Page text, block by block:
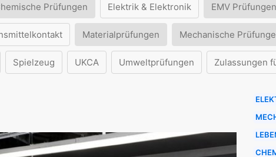
Prüfungen Elektrik & Elektronik EMV Prüfungen
Materialprüfungen Mechanische
Spielzeug UKCA Umweltprüfungen Zulassungen